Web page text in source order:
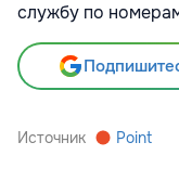
службу по
Источник Point